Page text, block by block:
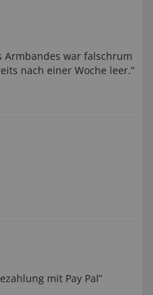
Armbandes war falschrum
nach einer Woche leer.”
mit Pay Pal”